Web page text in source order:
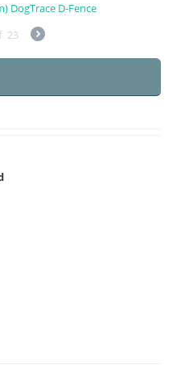
DogTrace D-Fence
23